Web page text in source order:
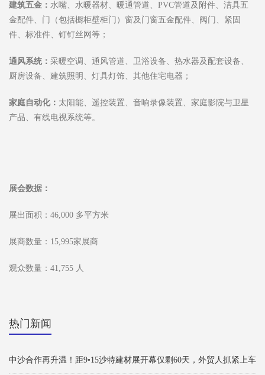
建筑五金： 水嘴、水暖器材、暖通管道、PVC管道及附件、洁具五
金配件、门（包括橱柜壁柜门）窗及门窗五金配件、阀门、紧固
件、标准件、钉钉丝网等；
通风系统： 采暖空调、通风管道、卫浴设备、热水器及配套设备、
厨房设备、建筑照明、灯具灯饰、其他住宅电器；
家庭自动化： 太阳能、遥控装置、音响录像装置、家庭影院与卫星
产品、有线电视系统等。
展会数据：
展出面积：46,000 多平方米
展商数量：15,995家展商
观众数量：41,755 人
热门新闻
中沙合作再升温！距9•15沙特建材展开幕仅剩60天，外贸人抓紧上车